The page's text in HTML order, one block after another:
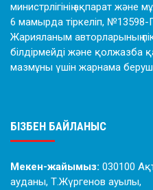
министрлігінің ақпарат және
6 мамырда тіркеліп, №13598-Г
Жарияланым авторларының
білдірмейді және
мазмұны үшін жарнама
БІЗБЕН БАЙЛАНЫС
Мекен-жайымыз: 030100
ауданы, Т.Жүргенов ауылы,